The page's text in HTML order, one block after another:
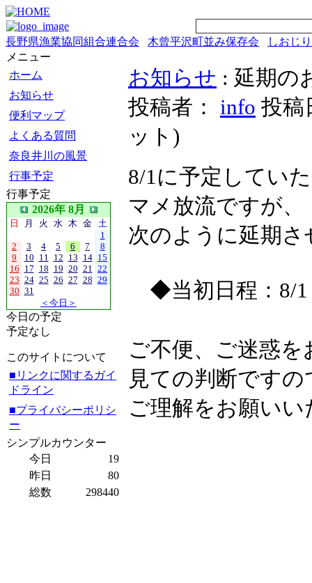
長野県漁業協同組合連合会 木曾平沢町並み保存会
しおじ
メニュー
ホーム
お知らせ
便利マップ
よくある質問
奈良井川の風景
行事予定
行事予定
2026年 8月
日 月 火 水 木 金 土
1
2
3 4 5 6 7
8
9
10 11 12 13 14 15
16 17 18 19 20 21 22
23 24 25 26 27 28 29
30 31
＜今日＞
今日の予定
予定なし
このサイトについて
■リンクに関するガイ
ドライン
■プライバシーポリシ
ー
シンプルカウンター
今日
19
昨日
80
総数
298440
お知らせ : 延期
投稿者： info 投稿
ット )
8/1に予定してい
マメ放流ですが、
次のように延期
◆当初日程：8/1
ご不便、ご迷惑
見ての判断ですの
ご理解をお願い